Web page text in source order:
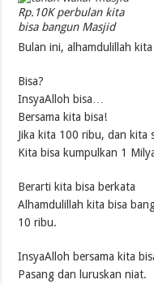
Rp.10K perbulan kita
bisa bangun Masjid
Bulan ini, alhamdulillah
Bisa?
InsyaAlloh bisa…
Bersama kita bisa!
Jika kita 100 ribu, dan kita
Kita bisa kumpulkan 1
Berarti kita bisa berkata
Alhamdulillah kita bisa
10 ribu.
InsyaAlloh bersama kita
Pasang dan luruskan niat.